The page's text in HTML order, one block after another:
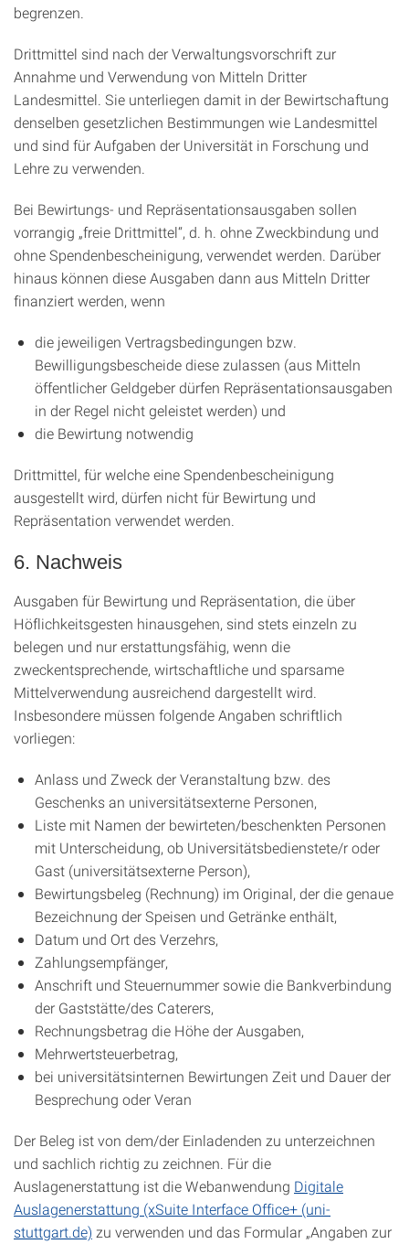
begrenzen.
Drittmittel sind nach der Verwaltungsvorschrift zur
Annahme und Verwendung von Mitteln Dritter
Landesmittel. Sie unterliegen damit in der Bewirtschaftung
denselben gesetzlichen Bestimmungen wie Landesmittel
und sind für Aufgaben der Universität in Forschung und
Lehre zu verwenden.
Bei Bewirtungs- und Repräsentationsausgaben sollen
vorrangig „freie Drittmittel“, d. h. ohne Zweckbindung und
ohne Spendenbescheinigung, verwendet werden. Darüber
hinaus können diese Ausgaben dann aus Mitteln Dritter
finanziert werden, wenn
die jeweiligen Vertragsbedingungen bzw.
Bewilligungsbescheide diese zulassen (aus Mitteln
öffentlicher Geldgeber dürfen Repräsentationsausgaben
in der Regel nicht geleistet werden) und
die Bewirtung notwendig
Drittmittel, für welche eine Spendenbescheinigung
ausgestellt wird, dürfen nicht für Bewirtung und
Repräsentation verwendet werden.
6. Nachweis
Ausgaben für Bewirtung und Repräsentation, die über
Höflichkeitsgesten hinausgehen, sind stets einzeln zu
belegen und nur erstattungsfähig, wenn die
zweckentsprechende, wirtschaftliche und sparsame
Mittelverwendung ausreichend dargestellt wird.
Insbesondere müssen folgende Angaben schriftlich
vorliegen:
Anlass und Zweck der Veranstaltung bzw. des
Geschenks an universitätsexterne Personen,
Liste mit Namen der bewirteten/beschenkten Personen
mit Unterscheidung, ob Universitätsbedienstete/r oder
Gast (universitätsexterne Person),
Bewirtungsbeleg (Rechnung) im Original, der die genaue
Bezeichnung der Speisen und Getränke enthält,
Datum und Ort des Verzehrs,
Zahlungsempfänger,
Anschrift und Steuernummer sowie die Bankverbindung
der Gaststätte/des Caterers,
Rechnungsbetrag die Höhe der Ausgaben,
Mehrwertsteuerbetrag,
bei universitätsinternen Bewirtungen Zeit und Dauer der
Besprechung oder Veran
Der Beleg ist von dem/der Einladenden zu unterzeichnen
und sachlich richtig zu zeichnen. Für die
Auslagenerstattung ist die Webanwendung Digitale
Auslagenerstattung (xSuite Interface Office+ (uni-
stuttgart.de) zu verwenden und das Formular „Angaben zur